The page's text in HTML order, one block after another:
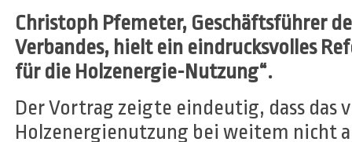
Christoph Pfemeter, Geschäftsführer
Verbandes, hielt ein eindrucksvolles
für die Holzenergie-Nutzung“.
Der Vortrag zeigte eindeutig, dass das
Holzenergienutzung bei weitem nicht